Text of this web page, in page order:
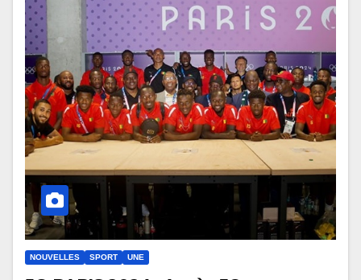
NOUVELLES SPORT UNE